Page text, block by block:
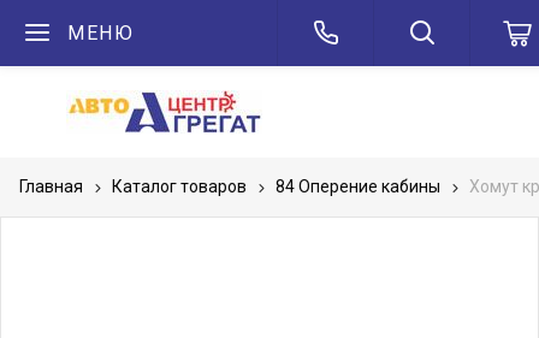
МЕНЮ
Главная Каталог товаров 84 Оперение кабины Хомут